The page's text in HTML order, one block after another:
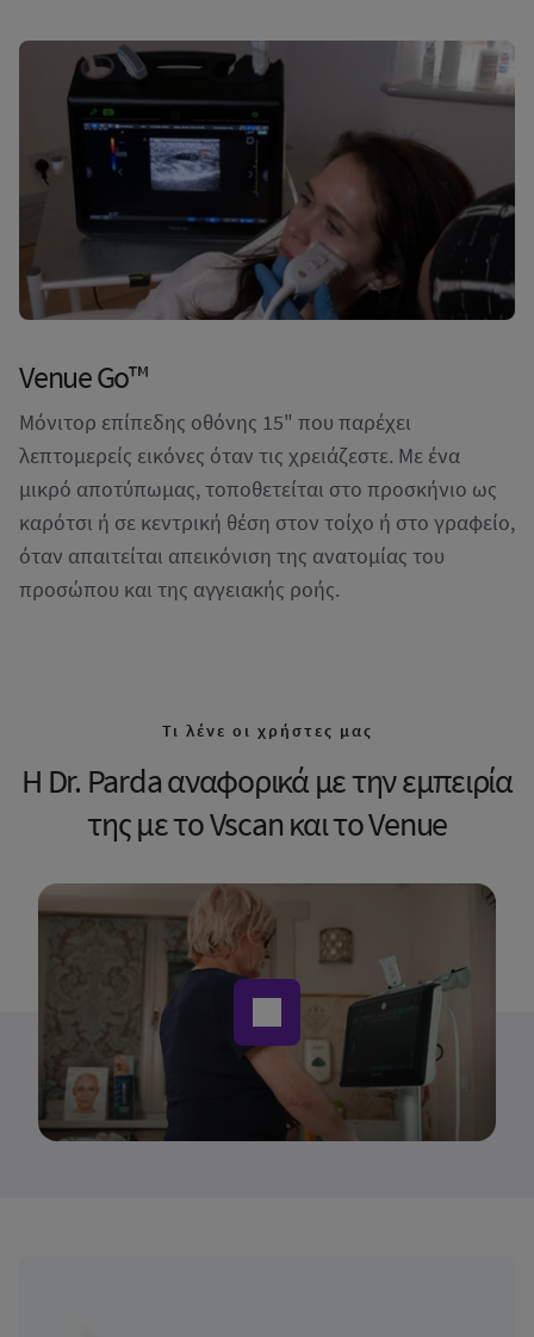
Venue Go™
Μόνιτορ επίπεδης οθόνης 15" που παρέχει
λεπτομερείς εικόνες όταν τις χρειάζεστε. Με ένα
μικρό αποτύπωμας, τοποθετείται στο προσκήνιο ως
καρότσι ή σε κεντρική θέση στον τοίχο ή στο γραφείο,
όταν απαιτείται απεικόνιση της ανατομίας του
προσώπου και της αγγειακής ροής.
Τι λένε οι χρήστες μας
Η Dr. Parda αναφορικά με την εμπειρία
της με το Vscan και το Venue